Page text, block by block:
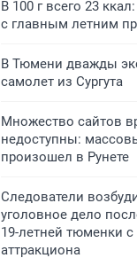
В 100 г всего 23
с главным летним
В Тюмени дважды
самолет из Сургута
Множество сайтов
недоступны:
произошел в Рунете
Следователи
уголовное дело
19-летней тюменки с
аттракциона